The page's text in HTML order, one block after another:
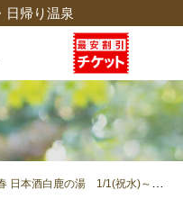
日帰り温泉
日本酒白鹿の湯 1/1(祝水)～1/3(金)